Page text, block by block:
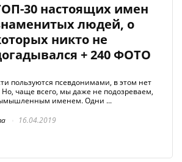
30 настоящих имен
людей, о
никто не
+ 240 ФОТО
пользуются псевдонимами, в этом нет
чаще всего, мы даже не подозреваем,
именем. Одни ...
16.04.2019